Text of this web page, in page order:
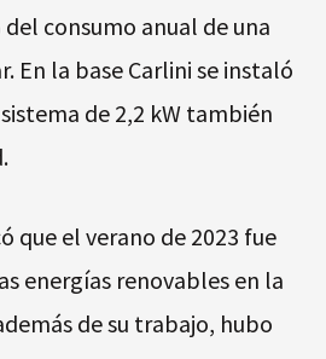
consumo anual de una
En la base Carlini se instaló
de 2,2 kW también
que el verano de 2023 fue
energías renovables en la
de su trabajo, hubo